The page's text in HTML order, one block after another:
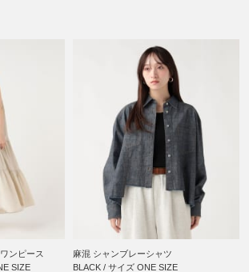
ンピース
SIZE
麻混 シャンブレーシャツ
BLACK / サイズ ONE SIZE